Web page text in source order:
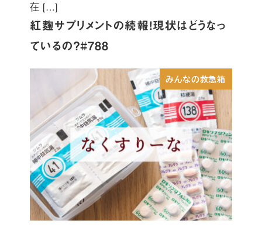
紅麴サプリメントの続報！現状はどうなっ
ているの？#788
在 […]
みんなの救急箱